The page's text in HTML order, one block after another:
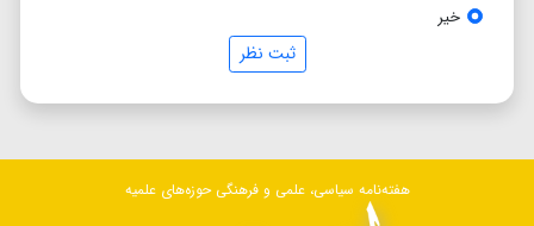
خیر
ثبت نظر
هفته‌نامه سیاسی، علمی و فرهنگی حوزه‌های علمیه